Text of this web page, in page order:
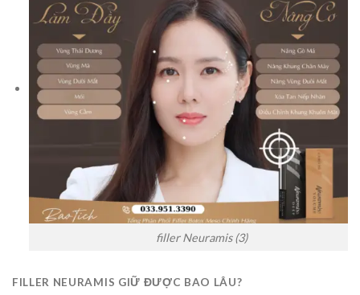
filler Neuramis (3)
FILLER NEURAMIS GIỮ ĐƯỢC BAO LÂU?